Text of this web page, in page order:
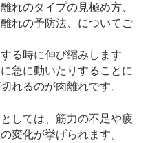
れのタイプの見極め方、
れの予防法、についてご
る時に伸び縮みします
急に動いたりすることに
れるのが肉離れです。
しては、筋力の不足や疲
変化が挙げられます。